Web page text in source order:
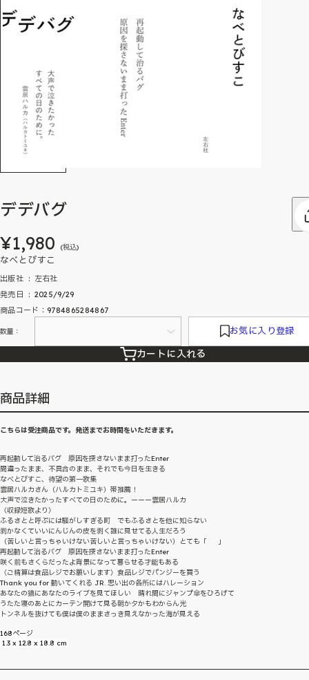
デデバグ
¥1,980 (税込)
なべとびすこ
出版社 ‏ : ‎ 左右社
発売日 ‏ : ‎ 2025/9/29
商品コード：9784865284867
数量： お気に入り登録
カートに入れる
商品詳細
こちらは受注商品です。発送までお時間をいただきます。
再起動して治るバグ 原因を探さないまま打ったEnter
間違ったまま、不具合のまま、それでも今日を生きる
なべとびすこ、待望の第一歌集
雲居ハルカさん（ハルカトミユキ）帯推薦！
大声で泣きたかったすべての日のために。ーーー雲居ハルカ
〈収録短歌より〉
ふるさとと呼ぶには騒がしすぎる町 でもふるさとを他に知らない
剥かなくていいにんじんの皮を剥く誰に見せてる人生だろう
（苦しいと言っちゃいけない苦しいと言っちゃいけない）とても「 」
再起動して治るバグ 原因を探さないまま打ったEnter
咲く前もさくらだったよ背景になって暮らせる才能もある
〈ご精算は食品レジでお願いします〉食品レジでパンジーを買う
Thank you for 動いてくれる JR. 思い出の各所にはハレーション
あなたの猫にあなたのライブを見てほしい 晴れ間にジャンプ傘をひろげて
うたた寝のあとにカーテン開けて見る朝か夕かもわからん光
トンネルを抜けても僕は僕のままさっき見えなかった海が見える
168ページ
1.3 x 12.8 x 18.8 cm